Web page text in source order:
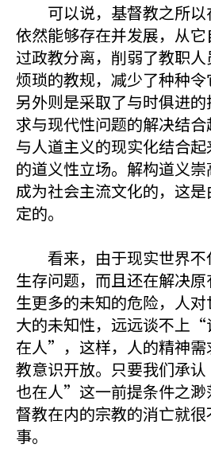
可以说，基督教之所以
依然能够存在并发展，从
过政教分离，削弱了教职
烦琐的教规，减少了种种令
另外则是采取了与时俱进
求与现代性问题的解决结
与人道主义的现实化结合
的道义性立场。解构道义
成为社会主流文化的，这
定的。
看来，由于现实世界不
生存问题，而且还在解决
生更多的未知的危险，人
大的未知性，远远谈不上“
在人”，这样，人的精神需
教意识开放。只要我们承
也在人”这一前提条件之渺
督教在内的宗教的消亡就
事。